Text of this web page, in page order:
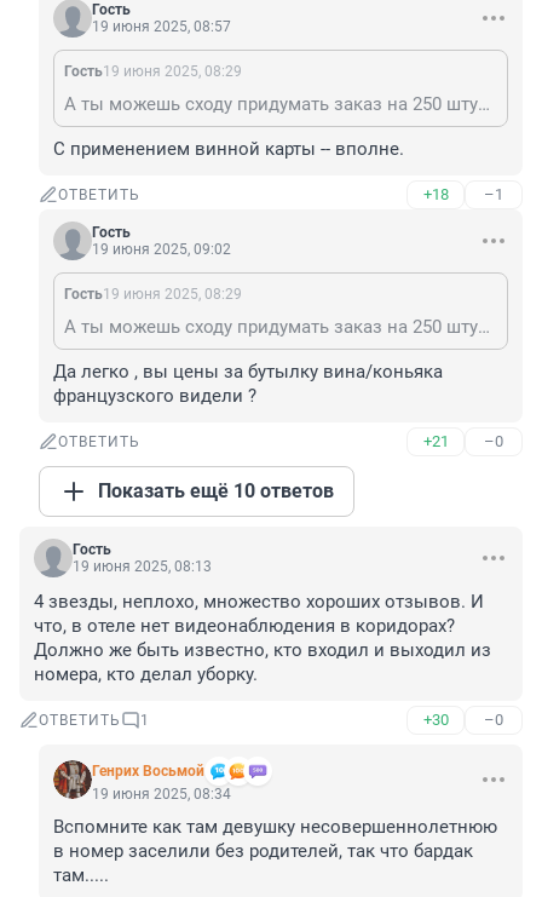
Гость
19 июня 2025, 08:57
Гость19 июня 2025, 08:29
А ты можешь сходу придумать заказ на 250 штук в кабаке? Как бы интересно. ))
С применением винной карты -- вполне.
ОТВЕТИТЬ +18 –1
Гость
19 июня 2025, 09:02
Гость19 июня 2025, 08:29
А ты можешь сходу придумать заказ на 250 штук в кабаке? Как бы интересно. ))
Да легко , вы цены за бутылку вина/коньяка
французского видели ?
ОТВЕТИТЬ +21 –0
Показать ещё 10 ответов
Гость
19 июня 2025, 08:13
4 звезды, неплохо, множество хороших отзывов. И
что, в отеле нет видеонаблюдения в коридорах?
Должно же быть известно, кто входил и выходил из
номера, кто делал уборку.
ОТВЕТИТЬ 1 +30 –0
Генрих Восьмой
19 июня 2025, 08:34
Вспомните как там девушку несовершеннолетнюю
в номер заселили без родителей, так что бардак
там.....